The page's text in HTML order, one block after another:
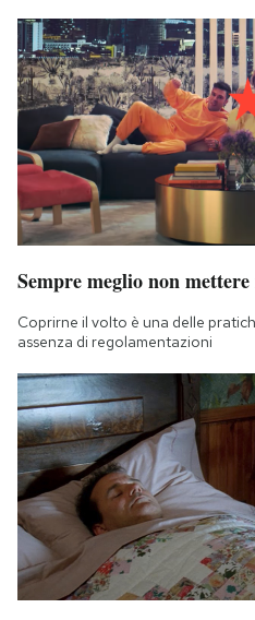
Sempre meglio non
Coprirne il volto è una delle
assenza di regolamentazioni